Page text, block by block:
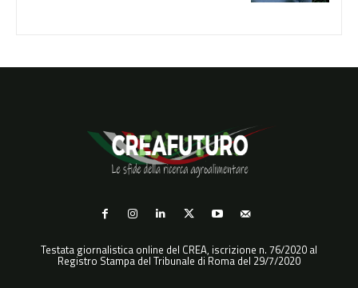
Testata giornalistica online del CREA, iscrizione n. 76/2020 al
Registro Stampa del Tribunale di Roma del 29/7/2020